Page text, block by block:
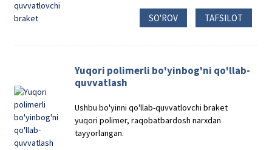
SO'ROV TAFSILOT
Yuqori polimerli bo'yinbog'ni qo'llab-
quvvatlash
Ushbu bo'yinni qo'llab-quvvatlovchi braket
yuqori polimer, raqobatbardosh narxdan
tayyorlangan.